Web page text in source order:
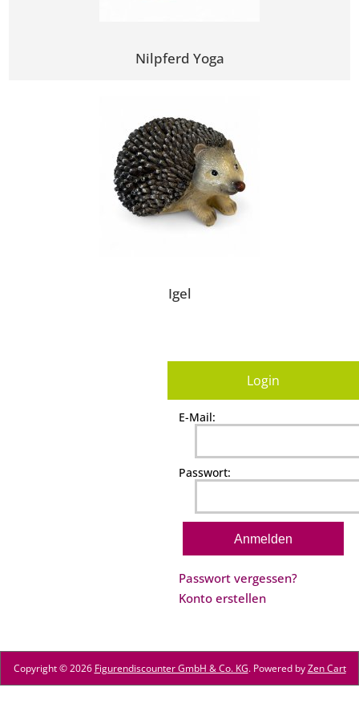
Nilpferd Yoga
Igel
Login
E-Mail:
Passwort:
Passwort vergessen?
Konto erstellen
Copyright © 2026 Figurendiscounter GmbH & Co. KG. Powered byZen Cart